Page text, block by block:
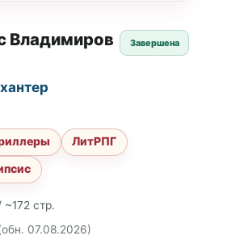
Владимиров Завершена
стр.
07.08.2026)
ЛитРПГ